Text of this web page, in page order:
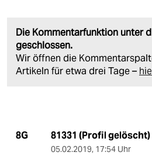
Die Kommentarfunktion unter
geschlossen.
Wir öffnen die
Artikeln für etwa drei Tage –
8G 81331 (Profil gelöscht)
05.02.2019, 17:54 Uhr